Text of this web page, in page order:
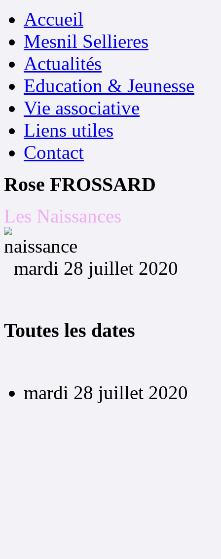
Accueil
Mesnil Sellieres
Actualités
Education & Jeunesse
Vie associative
Liens utiles
Contact
Rose FROSSARD
Les Naissances
mardi 28 juillet 2020
Toutes les dates
mardi 28 juillet 2020